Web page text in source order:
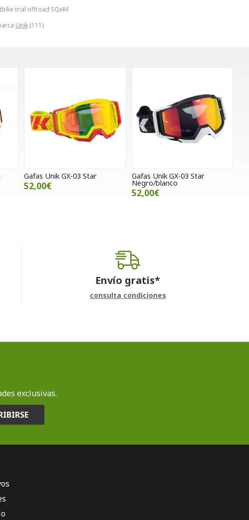
trial offroad SQeM
Unik (111).
Gafas Unik GX-03 Star
52,00€
Gafas Unik GX-03 Star
Negro/blanco
52,00€
Envío gratis*
consulta condiciones
exclusivas.